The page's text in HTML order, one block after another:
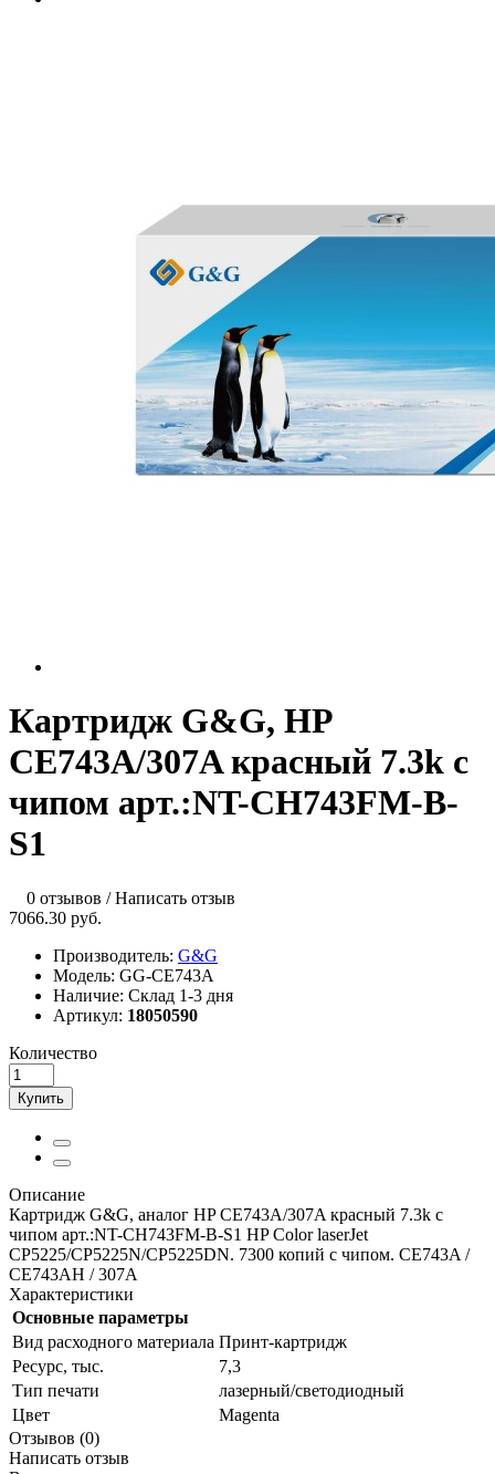
Картридж G&G, HP
CE743A/307A красный 7.3k с
чипом арт.:NT-CH743FM-B-
S1
0 отзывов /Написать отзыв
7066.30 руб.
Производитель: G&G
Модель: GG-CE743A
Наличие: Склад 1-3 дня
Артикул: 18050590
Количество
Купить
Описание
Картридж G&G, аналог HP CE743A/307A красный 7.3k с
чипом арт.:NT-CH743FM-B-S1 HP Color laserJet
CP5225/CP5225N/CP5225DN. 7300 копий с чипом. CE743A /
CE743AH / 307A
Характеристики
Основные параметры
Вид расходного материала Принт-картридж
Ресурс, тыс.
7,3
Тип печати
лазерный/светодиодный
Цвет
Magenta
Отзывов (0)
Написать отзыв